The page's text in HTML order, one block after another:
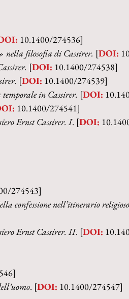
10.1400/274536]
filosofia di Cassirer. [DOI:
[DOI: 10.1400/274538]
[DOI: 10.1400/274539]
in Cassirer. [DOI:
10.1400/274541]
Ernst Cassirer. I. [DOI:
274543]
confessione nell’itinerario
Ernst Cassirer. II. [DOI:
. [DOI: 10.1400/274547]